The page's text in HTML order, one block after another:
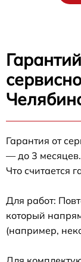
Гарантия от
— до 3 месяцев.
Что считается
Для работ:
который
(например,